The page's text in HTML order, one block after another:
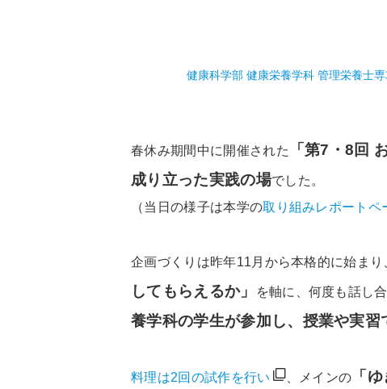
健康科学部 健康栄養学科 管理栄養士
春休み期間中に開催された 「第7・8回
成り立った実践の場でした。
（当日の様子は本学の取り組みレポートペ
企画づくりは昨年11月から本格的に始まり
してもらえるか」
を軸に、何度も話し
養学科の学生が参加し、授業や実習
料理は2回の試作を行い 、メインの
「